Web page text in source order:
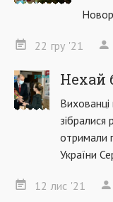
22 гру '21
Нехай
отримали
України
12 лис '21